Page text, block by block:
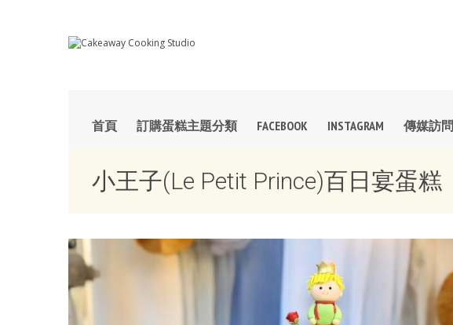
首頁 訂購蛋糕主題分類 FACEBOOK INSTAGRAM 傳媒訪問
小王子(Le Petit Prince)百日宴蛋糕